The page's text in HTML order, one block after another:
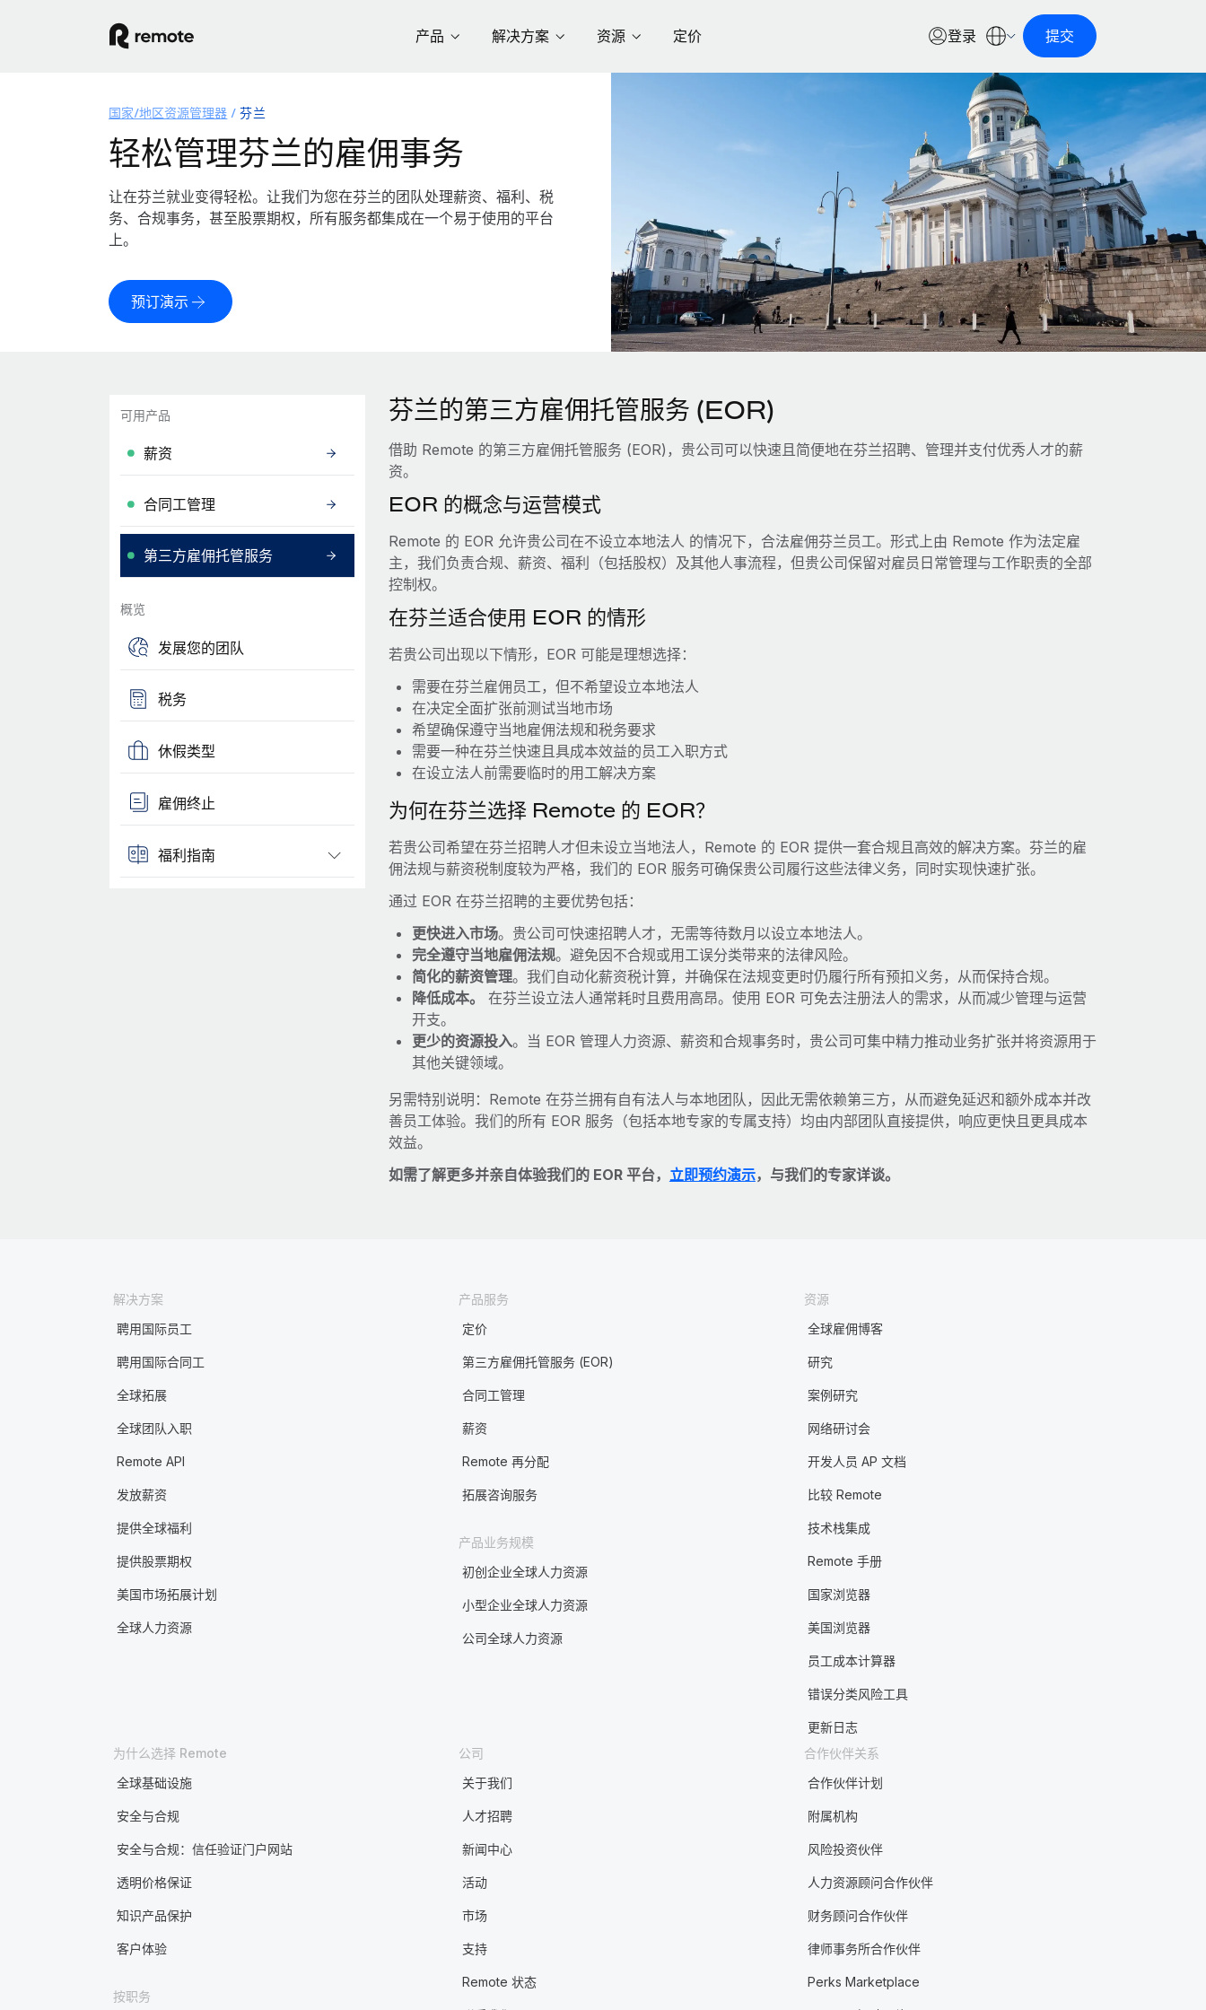
产品 解决方案 资源 定价 登录 提交
国家/地区资源管理器 芬兰
轻松管理芬兰的雇佣事务
让在芬兰就业变得轻松。让我们为您在芬兰的团队处理薪资、福利、税
务、合规事务，甚至股票期权，所有服务都集成在一个易于使用的平台
上。
预订演示
可用产品
薪资
合同工管理
第三方雇佣托管服务
概览
发展您的团队
税务
休假类型
雇佣终止
福利指南
芬兰的第三方雇佣托管服务 (EOR)
借助 Remote 的第三方雇佣托管服务 (EOR)，贵公司可以快速且简便地在芬兰招聘、管理并支付优秀人才的薪
资。
EOR 的概念与运营模式
Remote 的 EOR 允许贵公司在不设立本地法人 的情况下，合法雇佣芬兰员工。形式上由 Remote 作为法定雇
主，我们负责合规、薪资、福利（包括股权）及其他人事流程，但贵公司保留对雇员日常管理与工作职责的全部
控制权。
在芬兰适合使用 EOR 的情形
若贵公司出现以下情形，EOR 可能是理想选择：
需要在芬兰雇佣员工，但不希望设立本地法人
在决定全面扩张前测试当地市场
希望确保遵守当地雇佣法规和税务要求
需要一种在芬兰快速且具成本效益的员工入职方式
在设立法人前需要临时的用工解决方案
为何在芬兰选择 Remote 的 EOR？
若贵公司希望在芬兰招聘人才但未设立当地法人，Remote 的 EOR 提供一套合规且高效的解决方案。芬兰的雇
佣法规与薪资税制度较为严格，我们的 EOR 服务可确保贵公司履行这些法律义务，同时实现快速扩张。
通过 EOR 在芬兰招聘的主要优势包括：
更快进入市场。贵公司可快速招聘人才，无需等待数月以设立本地法人。
完全遵守当地雇佣法规。避免因不合规或用工误分类带来的法律风险。
简化的薪资管理。我们自动化薪资税计算，并确保在法规变更时仍履行所有预扣义务，从而保持合规。
降低成本。
在芬兰设立法人通常耗时且费用高昂。使用 EOR 可免去注册法人的需求，从而减少管理与运营
开支。
更少的资源投入。当 EOR 管理人力资源、薪资和合规事务时，贵公司可集中精力推动业务扩张并将资源用于
其他关键领域。
另需特别说明：Remote 在芬兰拥有自有法人与本地团队，因此无需依赖第三方，从而避免延迟和额外成本并改
善员工体验。我们的所有 EOR 服务（包括本地专家的专属支持）均由内部团队直接提供，响应更快且更具成本
效益。
如需了解更多并亲自体验我们的 EOR 平台， 立即预约演示，与我们的专家详谈。
解决方案
聘用国际员工
聘用国际合同工
全球拓展
全球团队入职
Remote API
发放薪资
提供全球福利
提供股票期权
美国市场拓展计划
全球人力资源
产品服务
定价
第三方雇佣托管服务 (EOR)
合同工管理
薪资
Remote 再分配
拓展咨询服务
产品业务规模
初创企业全球人力资源
小型企业全球人力资源
公司全球人力资源
资源
全球雇佣博客
研究
案例研究
网络研讨会
开发人员 AP 文档
比较 Remote
技术栈集成
Remote 手册
国家浏览器
美国浏览器
员工成本计算器
错误分类风险工具
更新日志
为什么选择 Remote
全球基础设施
安全与合规
安全与合规：信任验证门户网站
透明价格保证
知识产品保护
客户体验
按职务
公司
关于我们
人才招聘
新闻中心
活动
市场
支持
Remote 状态
合作伙伴关系
合作伙伴计划
附属机构
风险投资伙伴
人力资源顾问合作伙伴
财务顾问合作伙伴
律师事务所合作伙伴
Perks Marketplace